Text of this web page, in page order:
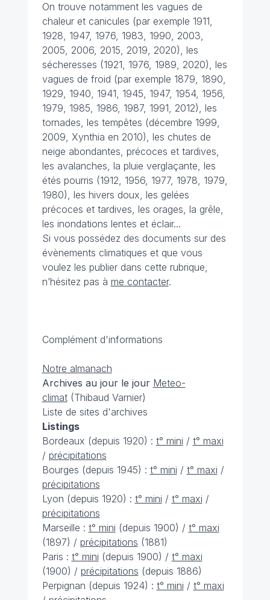
On trouve notamment les vagues de
chaleur et canicules (par exemple 1911,
1928, 1947, 1976, 1983, 1990, 2003,
2005, 2006, 2015, 2019, 2020), les
sécheresses (1921, 1976, 1989, 2020), les
vagues de froid (par exemple 1879, 1890,
1929, 1940, 1941, 1945, 1947, 1954, 1956,
1979, 1985, 1986, 1987, 1991, 2012), les
tornades, les tempêtes (décembre 1999,
2009, Xynthia en 2010), les chutes de
neige abondantes, précoces et tardives,
les avalanches, la pluie verglaçante, les
étés pourris (1912, 1956, 1977, 1978, 1979,
1980), les hivers doux, les gelées
précoces et tardives, les orages, la grêle,
les inondations lentes et éclair...
Si vous possédez des documents sur des
évènements climatiques et que vous
voulez les publier dans cette rubrique,
n’hésitez pas à me contacter.
Complément d'informations
Notre almanach
Archives au jour le jour Meteo-
climat(Thibaud Varnier)
Liste de sites d'archives
Listings
Bordeaux (depuis 1920) : t° mini / t° maxi
/ précipitations
Bourges (depuis 1945) : t° mini / t° maxi /
précipitations
Lyon (depuis 1920) : t° mini / t° maxi /
précipitations
Marseille : t° mini (depuis 1900) / t° maxi
(1897) / précipitations (1881)
Paris : t° mini (depuis 1900) / t° maxi
(1900) / précipitations (depuis 1886)
Perpignan (depuis 1924) : t° mini / t° maxi